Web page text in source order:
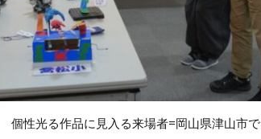
個性光る作品に見入る来場者=岡山県津山市で